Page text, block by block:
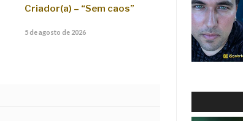
Criador(a) – “Sem caos”
5 de agosto de 2026